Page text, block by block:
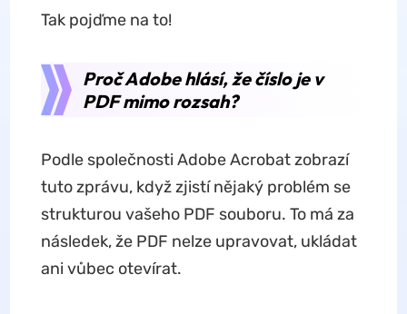
Tak pojďme na to!
Proč Adobe hlásí, že číslo je v
PDF mimo rozsah?
Podle společnosti Adobe Acrobat zobrazí
tuto zprávu, když zjistí nějaký problém se
strukturou vašeho PDF souboru. To má za
následek, že PDF nelze upravovat, ukládat
ani vůbec otevírat.